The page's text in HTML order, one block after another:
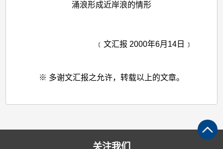
涌浪形成近岸浪的情形
﹝文汇报 2000年6月14日﹞
※ 多谢文汇报之允许，转载以上的文章。
关注我们